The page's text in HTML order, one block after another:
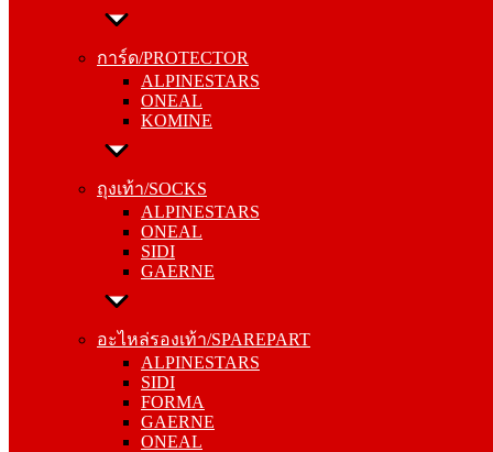
การ์ด/PROTECTOR
ALPINESTARS
ONEAL
KOMINE
ถุงเท้า/SOCKS
ALPINESTARS
ONEAL
SIDI
GAERNE
อะไหล่รองเท้า/SPAREPART
ALPINESTARS
SIDI
FORMA
GAERNE
ONEAL
การ์ด/PROTECTOR
ONEAL
KOMINE
ถุงเท้า/SOCKS
ONEAL
SIDI
GAERNE
อะไหล่รองเท้า/SPAREPART
SIDI
FORMA
GAERNE
ONEAL